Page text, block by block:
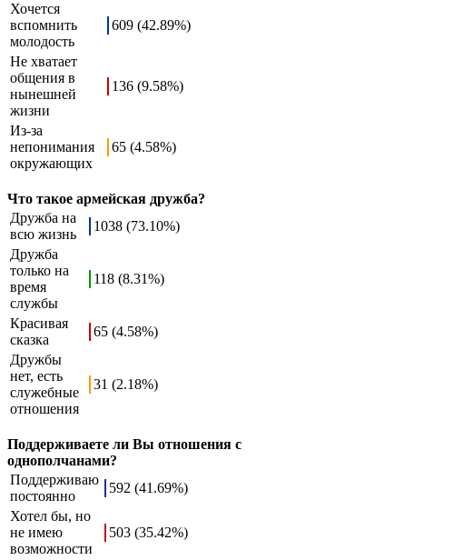
Хочется
вспомнить
молодость
609 (42.89%)
Не хватает
общения в
нынешней
жизни
136 (9.58%)
Из-за
непонимания
окружающих
65 (4.58%)
Что такое армейская дружба?
Дружба на
всю жизнь
1038 (73.10%)
Дружба
только на
время
службы
118 (8.31%)
Красивая
сказка
65 (4.58%)
Дружбы
нет, есть
служебные
отношения
31 (2.18%)
Поддерживаете ли Вы отношения с
однополчанами?
Поддерживаю
постоянно
592 (41.69%)
Хотел бы, но
не имею
возможности
503 (35.42%)